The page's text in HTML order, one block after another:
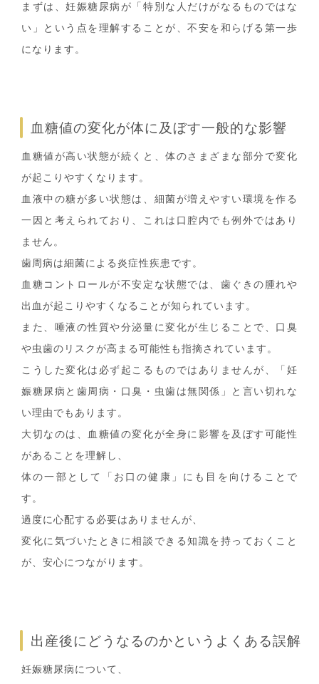
まずは、妊娠糖尿病が「特別な人だけがなるものではな
い」という点を理解することが、不安を和らげる第一歩
になります。
血糖値の変化が体に及ぼす一般的な影響
血糖値が高い状態が続くと、体のさまざまな部分で変化
が起こりやすくなります。
血液中の糖が多い状態は、細菌が増えやすい環境を作る
一因と考えられており、これは口腔内でも例外ではあり
ません。
歯周病は細菌による炎症性疾患です。
血糖コントロールが不安定な状態では、歯ぐきの腫れや
出血が起こりやすくなることが知られています。
また、唾液の性質や分泌量に変化が生じることで、口臭
や虫歯のリスクが高まる可能性も指摘されています。
こうした変化は必ず起こるものではありませんが、「妊
娠糖尿病と歯周病・口臭・虫歯は無関係」と言い切れな
い理由でもあります。
大切なのは、血糖値の変化が全身に影響を及ぼす可能性
があることを理解し、
体の一部として「お口の健康」にも目を向けることで
す。
過度に心配する必要はありませんが、
変化に気づいたときに相談できる知識を持っておくこと
が、安心につながります。
出産後にどうなるのかというよくある誤解
妊娠糖尿病について、